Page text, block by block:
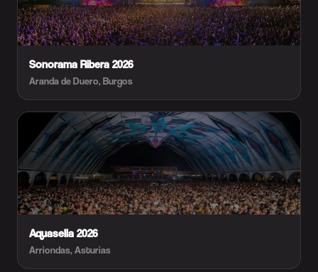
Sonorama Ribera 2026
Aranda de Duero, Burgos
Aquasella 2026
Arriondas, Asturias